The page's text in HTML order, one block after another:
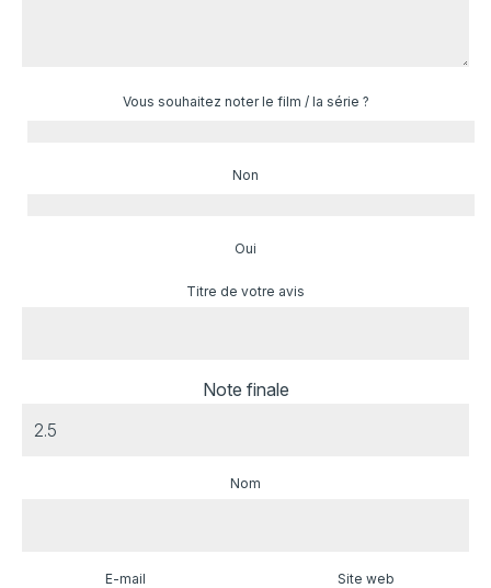
Vous souhaitez noter le film / la série ?
Non
Oui
Titre de votre avis
Note finale
Nom
E-mail Site web